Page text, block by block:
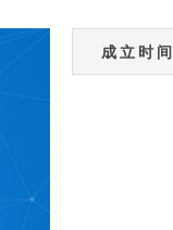
成立时间